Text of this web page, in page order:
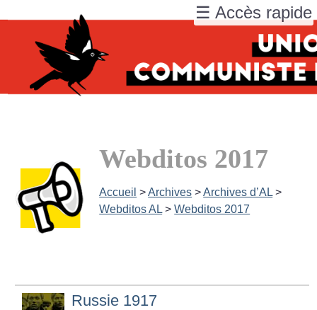
Webditos 2017
Accueil >Archives >Archives d’AL >
Webditos AL >Webditos 2017
Russie 1917
☰ Accès rapide